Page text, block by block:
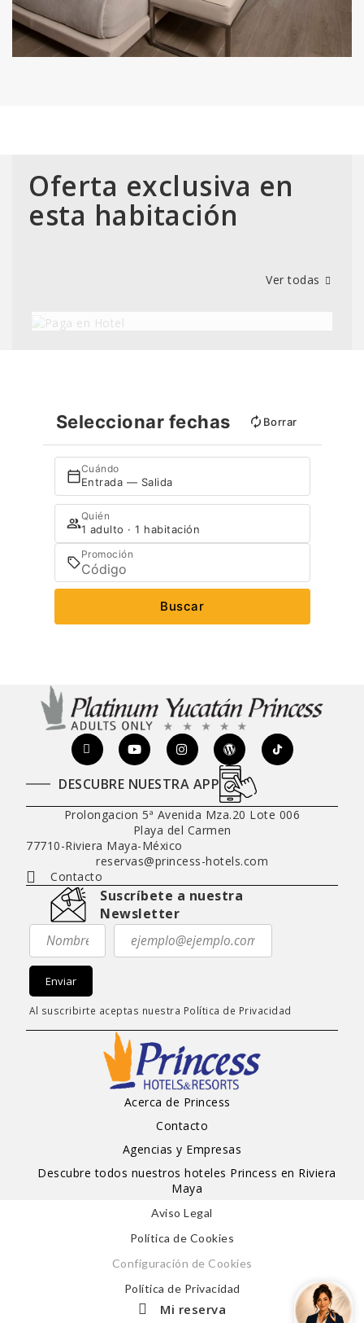
Oferta exclusiva en
esta habitación
Ver todas
Seleccionar fechas Borrar
Cuándo
Entrada — Salida
Quién
1 adulto · 1 habitación
Promoción
Buscar
DESCUBRE NUESTRA APP
Prolongacion 5ª Avenida Mza.20 Lote 006
Playa del Carmen
77710-Riviera Maya-México
reservas@princess-hotels.com
Contacto
Suscríbete a nuestra
Newsletter
Enviar
Al suscribirte aceptas nuestra Política de Privacidad
Acerca de Princess
Contacto
Agencias y Empresas
Descubre todos nuestros hoteles Princess en Riviera
Maya
Aviso Legal
Política de Cookies
Configuración de Cookies
Política de Privacidad
Mi reserva